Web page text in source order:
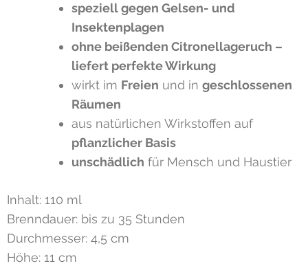
speziell gegen Gelsen- und
Insektenplagen
ohne beißenden Citronellageruch –
liefert perfekte Wirkung
wirkt im Freien und in geschlossenen
Räumen
aus natürlichen Wirkstoffen auf
pflanzlicher Basis
unschädlich für Mensch und Haustier
Inhalt: 110 ml
Brenndauer: bis zu 35 Stunden
Durchmesser: 4,5 cm
Höhe: 11 cm